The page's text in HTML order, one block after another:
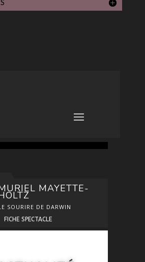
MAYETTE-
SOURIRE DE DARWIN
FICHE SPECTACLE